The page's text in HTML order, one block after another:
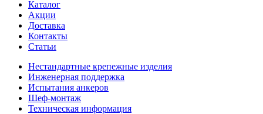
Каталог
Акции
Доставка
Контакты
Статьи
Нестандартные крепежные изделия
Инженерная поддержка
Испытания анкеров
Шеф-монтаж
Техническая информация